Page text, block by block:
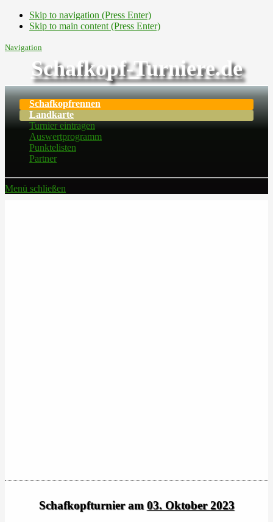
Skip to navigation (Press Enter)
Skip to main content (Press Enter)
Navigation
Schafkopf-Turniere.de
Schafkopfrennen
Landkarte
Turnier eintragen
Auswertprogramm
Punktelisten
Partner
Menü schließen
Schafkopfturnier am 03. Oktober 2023